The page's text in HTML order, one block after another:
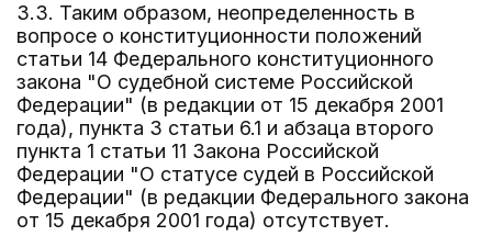
3.3. Таким образом, неопределенность в
вопросе о конституционности положений
статьи 14 Федерального конституционного
закона "О судебной системе Российской
Федерации" (в редакции от 15 декабря 2001
года), пункта 3 статьи 6.1 и абзаца второго
пункта 1 статьи 11 Закона Российской
Федерации "О статусе судей в Российской
Федерации" (в редакции Федерального закона
от 15 декабря 2001 года) отсутствует.